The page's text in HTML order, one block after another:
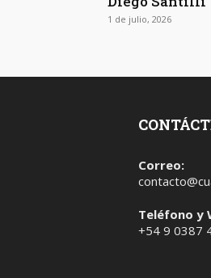
1 de julio, 2026
Correo:
Teléfono y
+54 9 0387